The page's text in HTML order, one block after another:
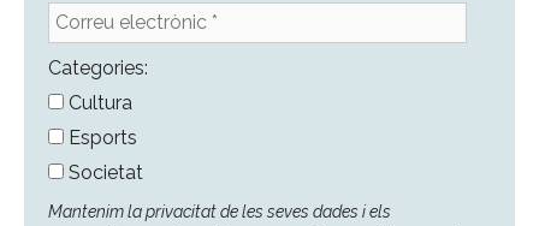
Correu
electrònic
*Categories:
Cultura
Esports
Societat
Mantenim la privacitat de les seves dades i els